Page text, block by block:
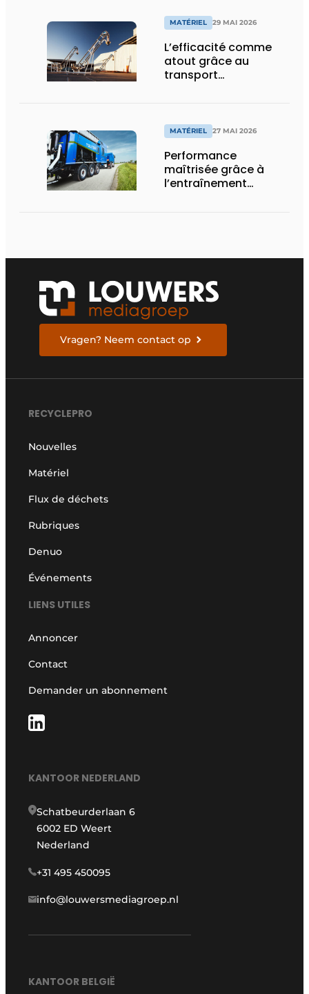
MATÉRIEL 29 MAI 2026
L’efficacité comme
atout grâce au
transport
MATÉRIEL 27 MAI 2026
Performance
maîtrisée grâce à
l’entraînement
Vragen? Neem contact op
RECYCLEPRO
Nouvelles
Matériel
Flux de déchets
Rubriques
Denuo
Événements
LIENS UTILES
Annoncer
Contact
Demander un abonnement
KANTOOR NEDERLAND
Schatbeurderlaan 6
6002 ED Weert
Nederland
+31 495 450095
info@louwersmediagroep.nl
KANTOOR BELGIË